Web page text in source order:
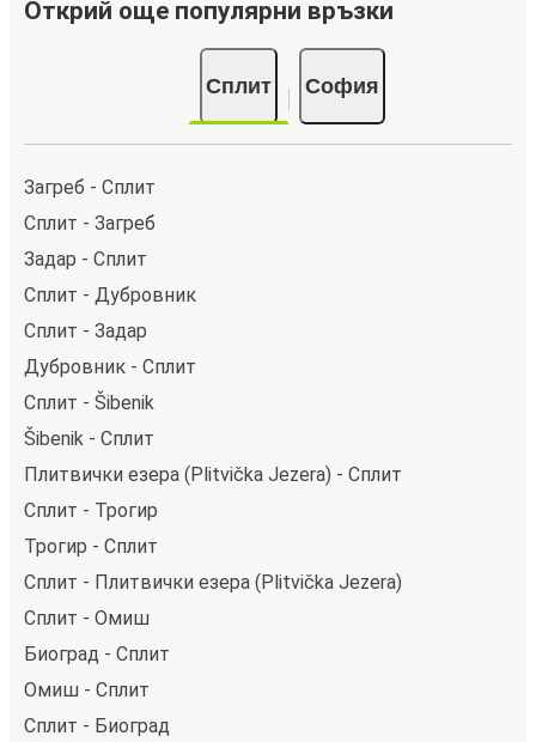
Открий още популярни връзки
Сплит София
Загреб - Сплит
Сплит - Загреб
Задар - Сплит
Сплит - Дубровник
Сплит - Задар
Дубровник - Сплит
Сплит - Šibenik
Šibenik - Сплит
Плитвички езера (Plitvička Jezera) - Сплит
Сплит - Трогир
Трогир - Сплит
Сплит - Плитвички езера (Plitvička Jezera)
Сплит - Омиш
Биоград - Сплит
Омиш - Сплит
Сплит - Биоград